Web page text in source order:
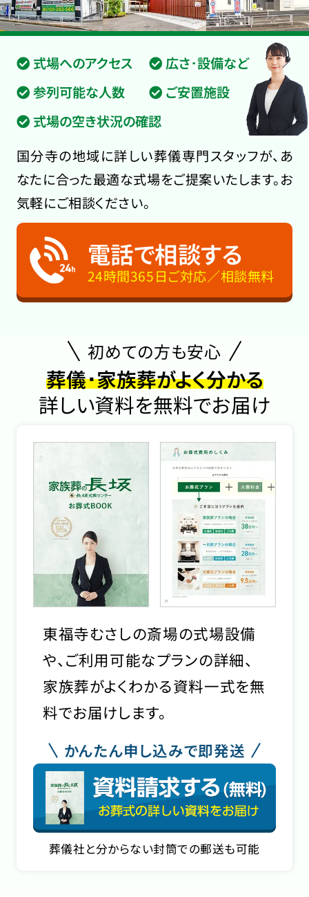
式場へのアクセス
広さ･設備など
参列可能な人数
ご安置施設
式場の空き状況の確認
国分寺の地域に詳しい葬儀専門スタッフが、あ
なたに合った最適な式場をご提案いたします。お
気軽にご相談ください。
電話で相談する
24時間365日ご対応／相談無料
初めての方も安心
葬儀･家族葬がよく分かる
詳しい資料を無料でお届け
東福寺むさしの斎場の式場設備
や、ご利用可能なプランの詳細、
家族葬がよくわかる資料一式を無
料でお届けします。
かんたん申し込みで即発送
葬儀社と分からない封筒での郵送も可能